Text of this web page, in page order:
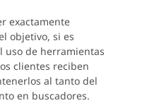
exactamente
objetivo, si es
uso de herramientas
clientes reciben
al tanto del
en buscadores.